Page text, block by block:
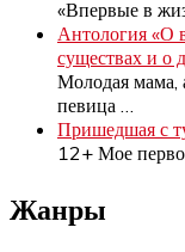
«Впервые в
Антология «О
существах и о
Молодая мама,
певица
Пришедшая с
12+ Мое
Жанры